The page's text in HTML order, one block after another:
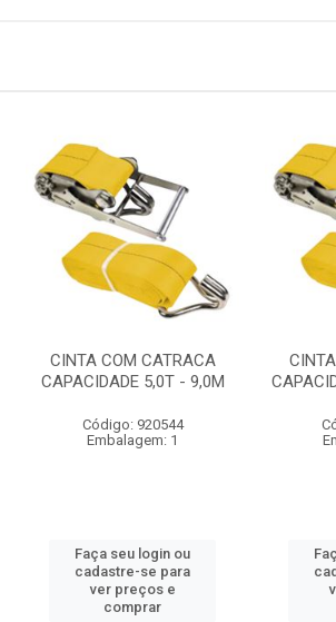
CINTA COM CATRACA
CAPACIDADE 5,0T - 9,0M
Código: 920544
Embalagem: 1
Faça seu login ou
cadastre-se para
ver preços e
comprar